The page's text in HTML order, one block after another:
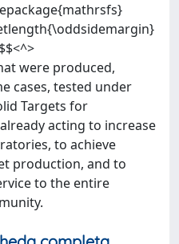
were produced,
cases, tested under
Targets for
acting to increase
to achieve
production, and to
to the entire